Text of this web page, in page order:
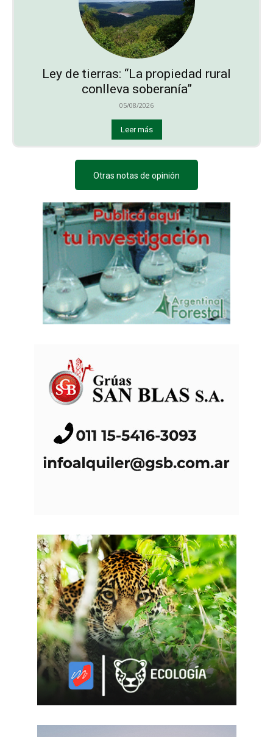
Ley de tierras: “La propiedad rural
conlleva soberanía”
05/08/2026
Leer más
Otras notas de opinión